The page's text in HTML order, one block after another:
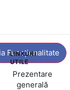
Funcționalitate
LINKURI
UTILE
Prezentare
generală